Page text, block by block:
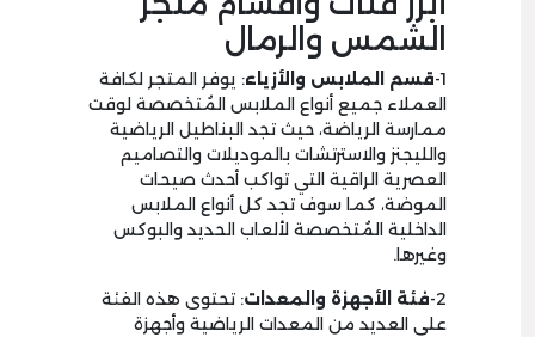
الشمس والرمال
1- قسم الملابس والأزياء: يوفر المتجر لكافة
العملاء جميع أنواع الملابس المُتخصصة لوقت
ممارسة الرياضة، حيث تجد البناطيل الرياضية
والليجنز والاسترتشات بالموديلات والتصاميم
العصرية الراقية التي تواكب أحدث صيحات
الموضة، كما سوف تجد كل أنواع الملابس
الداخلية المُتخصصة لألعاب الحديد والبوكس
وغيرها.
2- فئة الأجهزة والمعدات: تحتوى هذه الفئة
علي العديد من المعدات الرياضية وأجهزة